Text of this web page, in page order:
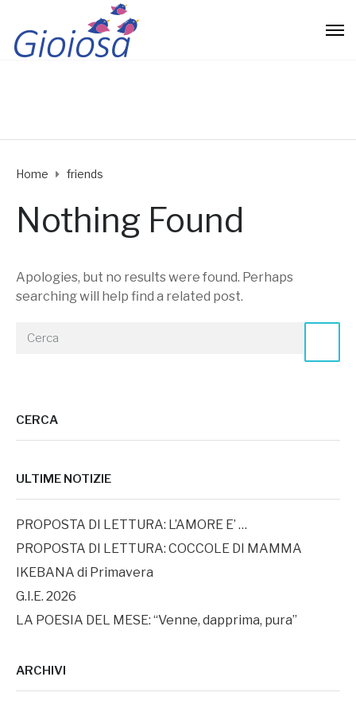
Home friends
Nothing Found
Apologies, but no results were found. Perhaps
searching will help find a related post.
CERCA
ULTIME NOTIZIE
PROPOSTA DI LETTURA: L’AMORE E’ …
PROPOSTA DI LETTURA: COCCOLE DI MAMMA
IKEBANA di Primavera
G.I.E. 2026
LA POESIA DEL MESE: “Venne, dapprima, pura”
ARCHIVI